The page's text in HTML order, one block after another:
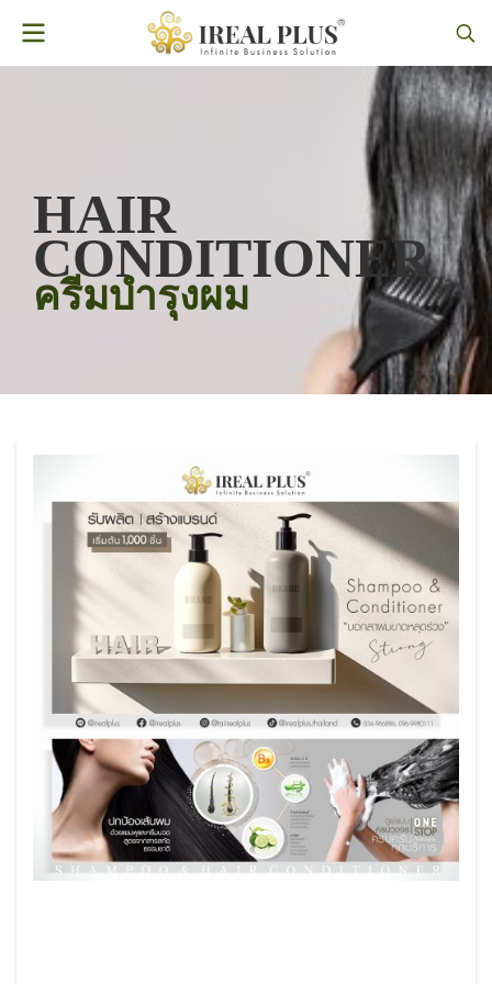
HAIR
CONDITIONER
ครีมบำรุงผม